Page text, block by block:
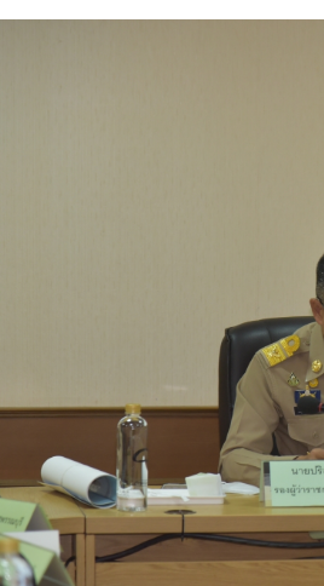
มาณรายจ่ายประจำปี ของ อบจ.สุ
อง อบจ.สุพรรณบุรี
ะชุมสภา อบจ.สุพรรณบุรี